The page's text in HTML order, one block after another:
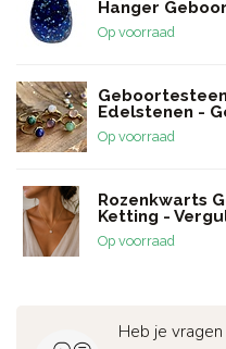
Hanger
Op voorraad
Edelstenen -
Op voorraad
Rozenkwarts
Ketting -
Op voorraad
Heb je